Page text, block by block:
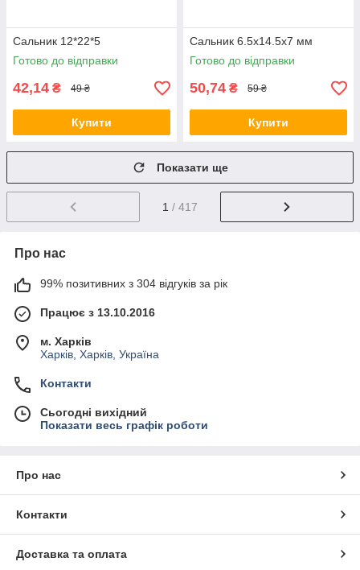
Сальник 12*22*5
Готово до відправки
42,14 ₴ 49 ₴
Купити
Сальник 6.5x14.5x7 мм
Готово до відправки
50,74 ₴ 59 ₴
Купити
Показати ще
1 / 417
Про нас
99% позитивних з 304 відгуків за рік
Працює з 13.10.2016
м. Харків
Харків, Харків, Україна
Контакти
Сьогодні вихідний
Показати весь графік роботи
Про нас
Контакти
Доставка та оплата